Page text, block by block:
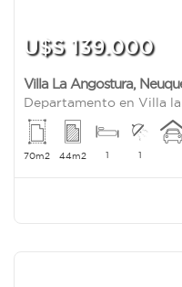
U$S 139.000
Villa La Angostura,
Departamento en Villa
70m2 44m2 1 1